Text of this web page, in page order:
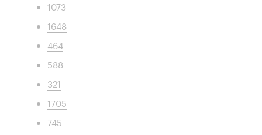
1073
1648
464
588
321
1705
745